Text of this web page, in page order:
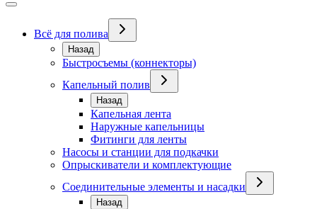
Всё для полива
Назад
Быстросъемы (коннекторы)
Капельный полив
Назад
Капельная лента
Наружные капельницы
Фитинги для ленты
Насосы и станции для подкачки
Опрыскиватели и комплектующие
Соединительные элементы и насадки
Назад